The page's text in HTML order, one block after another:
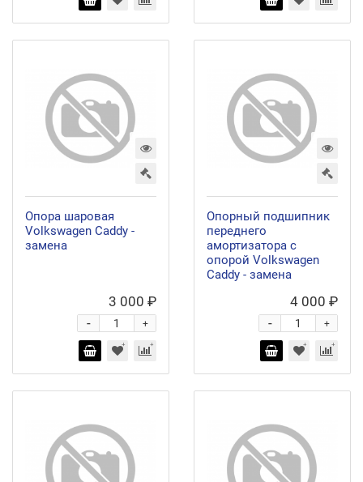
Опора шаровая
Volkswagen Caddy -
замена
3 000 ₽
+
-
Опорный подшипник
переднего
амортизатора с
опорой Volkswagen
Caddy - замена
4 000 ₽
+
-